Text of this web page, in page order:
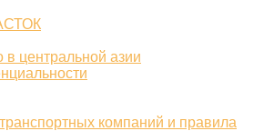
в центральной азии
компаний и правила